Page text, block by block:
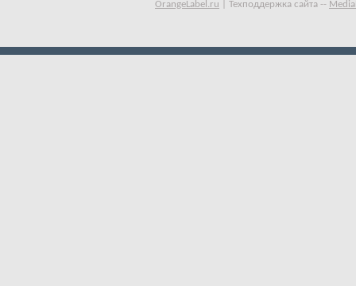
OrangeLabel.ru
Техподдержка сайта --